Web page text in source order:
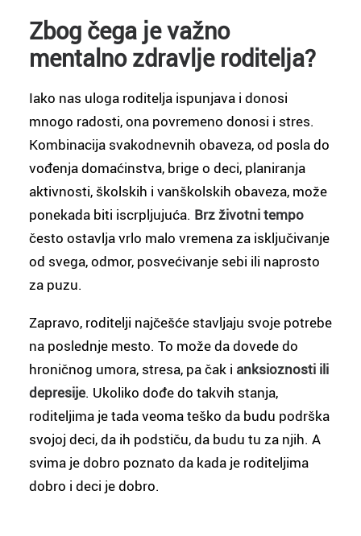
Zbog čega je važno
mentalno zdravlje roditelja?
Iako nas uloga roditelja ispunjava i donosi
mnogo radosti, ona povremeno donosi i stres.
Kombinacija svakodnevnih obaveza, od posla do
vođenja domaćinstva, brige o deci, planiranja
aktivnosti, školskih i vanškolskih obaveza, može
ponekada biti iscrpljujuća. Brz životni tempo
često ostavlja vrlo malo vremena za isključivanje
od svega, odmor, posvećivanje sebi ili naprosto
za puzu.
Zapravo, roditelji najčešće stavljaju svoje potrebe
na poslednje mesto. To može da dovede do
hroničnog umora, stresa, pa čak i anksioznosti ili
depresije. Ukoliko dođe do takvih stanja,
roditeljima je tada veoma teško da budu podrška
svojoj deci, da ih podstiču, da budu tu za njih. A
svima je dobro poznato da kada je roditeljima
dobro i deci je dobro.